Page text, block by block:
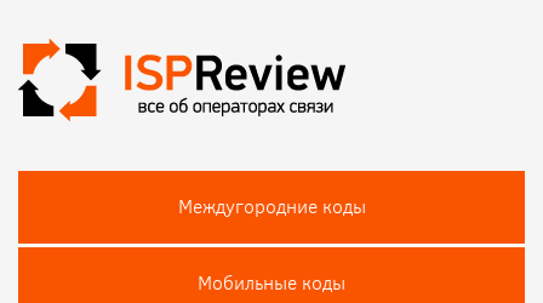
Междугородние коды
Мобильные коды